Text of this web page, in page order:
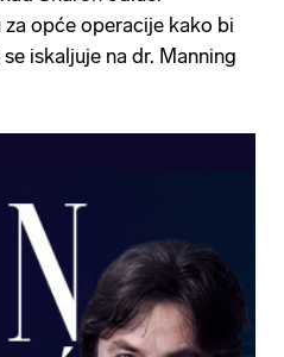
opće operacije kako bi
iskaljuje na dr. Manning